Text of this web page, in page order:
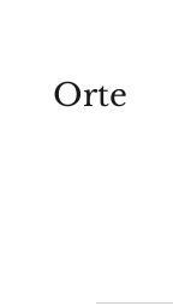
Orte